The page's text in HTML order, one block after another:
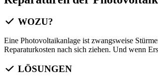
WOZU?
Eine Photovoltaikanlage ist zwangsweise
Reparaturkosten nach sich ziehen. Und wenn
LÖSUNGEN